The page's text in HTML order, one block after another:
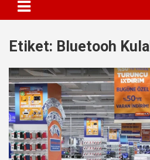
Etiket: Bluetooh